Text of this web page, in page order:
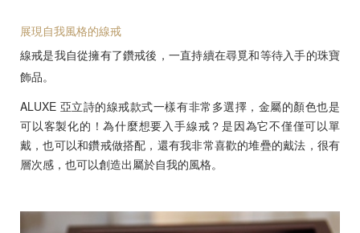
展現自我風格的線戒
線戒是我自從擁有了鑽戒後，一直持續在尋覓和等待入手的珠寶
飾品。
ALUXE 亞立詩的線戒款式一樣有非常多選擇，金屬的顏色也是
可以客製化的！為什麼想要入手線戒？是因為它不僅僅可以單
戴，也可以和鑽戒做搭配，還有我非常喜歡的堆疊的戴法，很有
層次感，也可以創造出屬於自我的風格。